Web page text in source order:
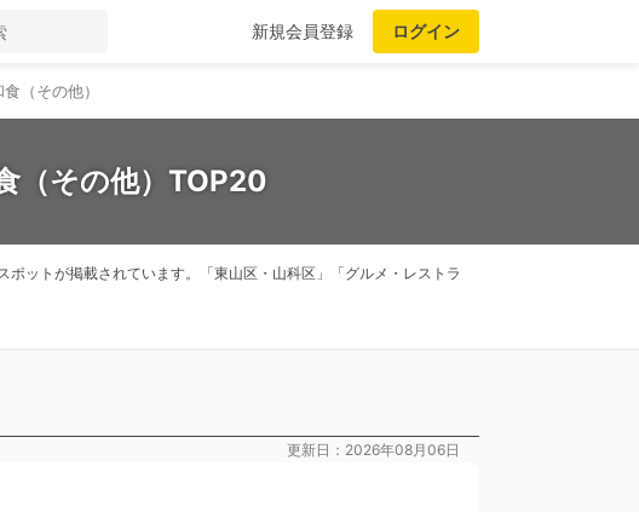
新規会員登録 ログイン
（その他）
（その他）TOP20
ットが掲載されています。「東山区・山科区」「グルメ・レストラ
更新日：2026年08月06日